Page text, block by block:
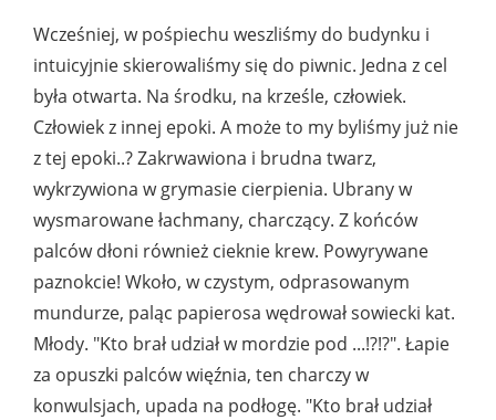
Wcześniej, w pośpiechu weszliśmy do budynku i
intuicyjnie skierowaliśmy się do piwnic. Jedna z cel
była otwarta. Na środku, na krześle, człowiek.
Człowiek z innej epoki. A może to my byliśmy już nie
z tej epoki..? Zakrwawiona i brudna twarz,
wykrzywiona w grymasie cierpienia. Ubrany w
wysmarowane łachmany, charczący. Z końców
palców dłoni również cieknie krew. Powyrywane
paznokcie! Wkoło, w czystym, odprasowanym
mundurze, paląc papierosa wędrował sowiecki kat.
Młody. "Kto brał udział w mordzie pod ...!?!?". Łapie
za opuszki palców więźnia, ten charczy w
konwulsjach, upada na podłogę. "Kto brał udział